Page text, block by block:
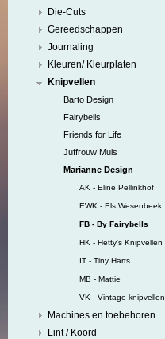
Die-Cuts
Gereedschappen
Journaling
Kleuren/ Kleurplaten
Knipvellen
Barto Design
Fairybells
Friends for Life
Juffrouw Muis
Marianne Design
AK - Eline Pellinkhof
EWK - Els Wesenbeek
FB - By Fairybells
HK - Hetty's Knipvellen
IT - Tiny Harts
MB - Mattie
VK - Vintage knipvellen
Machines en toebehoren
Lint / Koord